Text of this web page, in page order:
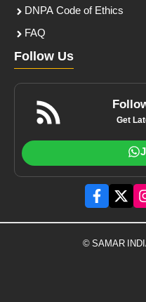
DNPA Code of Ethics
FAQ
Follow Us
Get
© SAMAR